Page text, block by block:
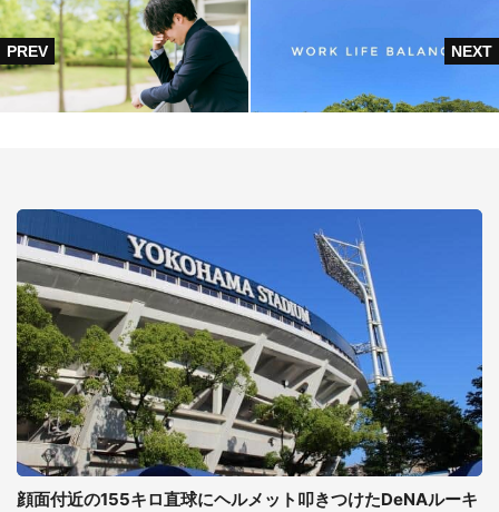
顔面付近の155キロ直球にヘルメット叩きつけたDeNAルーキ